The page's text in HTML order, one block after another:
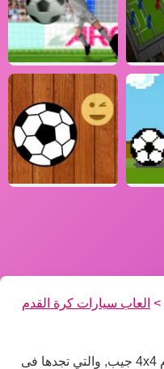
> العاب سيارات كرة القدم
استمتع مع العاب سيارات كرة القدم 4x4 جيب, والتي تجدها فى